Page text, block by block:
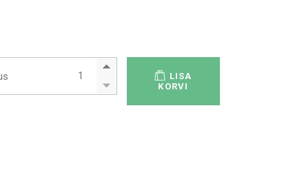
Ksenoon varupirn Piccolight, Combilight ja
LISA
KORVI